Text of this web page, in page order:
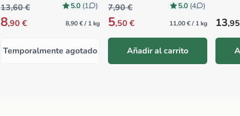
5.0 (1 )
13,60 €
8,90 € 8,90 € / 1 kg
Temporalmente agotado
5.0 (4 )
7,90 €
5,50 € 11,00 € / 1 kg
Añadir al carrito
Precio
13